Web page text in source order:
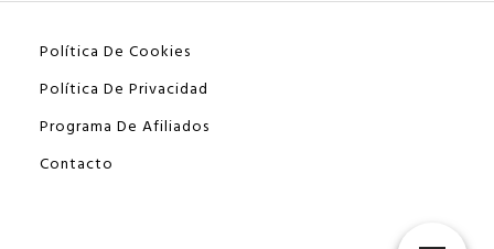
Política De Cookies
Política De Privacidad
Programa De Afiliados
Contacto